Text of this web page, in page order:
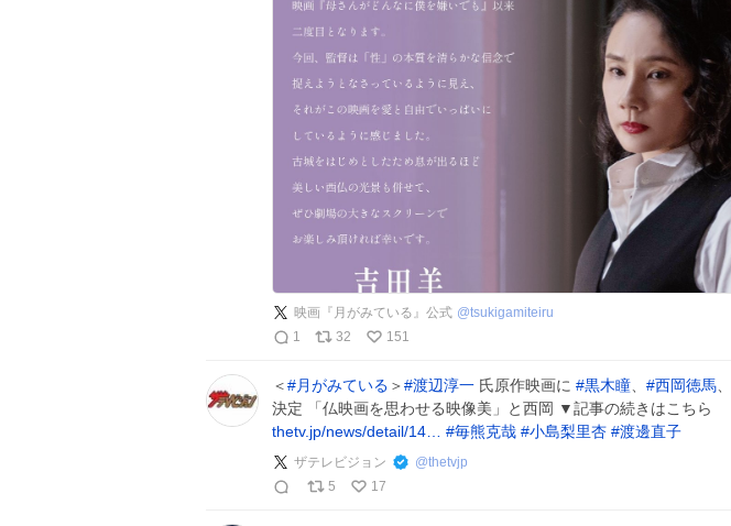
映画『月がみている』公式 @tsukigamiteiru
1
32 151
＜#月がみている ＞#渡辺淳一 氏原作映画に #黒木瞳 #西岡徳馬
決定 「仏映画を思わせる映像美」と西岡 ▼記事の続きはこちら
thetv.jp/news/detail/14…
#毎熊克哉 #小島梨里杏 #渡邊直子
ザテレビジョン @thetvjp
5
17